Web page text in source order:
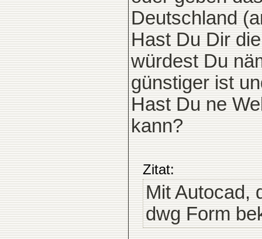
Deutschland
Hast Du Dir
würdest Du
günstiger ist
Hast Du ne
kann?
Zitat:
Mit Autocad,
dwg Form